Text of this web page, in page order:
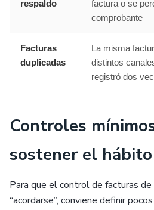
respaldo
factura o se
comprobante
Facturas
duplicadas
La misma
distintos
registró dos
Controles
sostener el hábito
Para que el control de facturas
“acordarse”, conviene definir